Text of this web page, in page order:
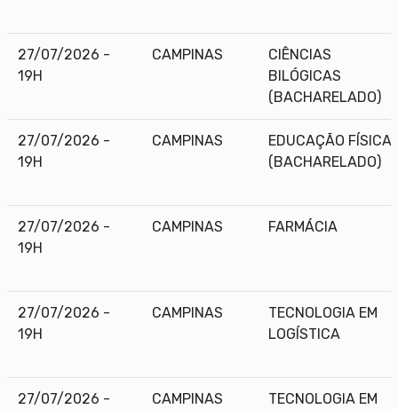
27/07/2026 -
19H
CAMPINAS
CIÊNCIAS
BILÓGICAS
(BACHARELADO)
27/07/2026 -
19H
CAMPINAS
EDUCAÇÃO FÍSICA
(BACHARELADO)
27/07/2026 -
19H
CAMPINAS FARMÁCIA
27/07/2026 -
19H
CAMPINAS
TECNOLOGIA EM
LOGÍSTICA
27/07/2026 -
CAMPINAS
TECNOLOGIA EM